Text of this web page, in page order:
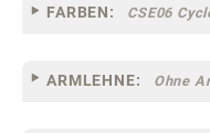
FARBEN: CSE06
ARMLEHNE: Ohne